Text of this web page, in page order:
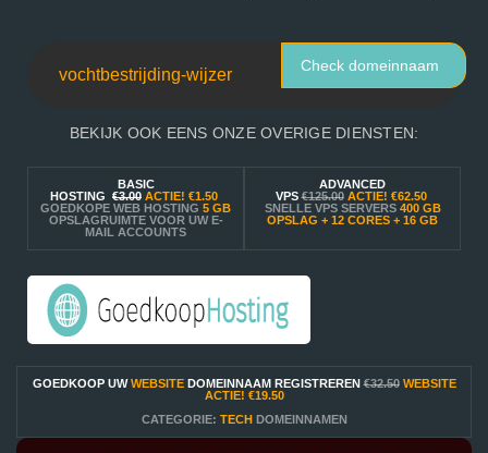
Check domeinnaam
BEKIJK OOK EENS ONZE OVERIGE DIENSTEN:
BASIC
HOSTING €3.00 ACTIE! €1.50
GOEDKOPE WEB HOSTING 5 GB
OPSLAGRUIMTE VOOR UW E-
MAIL ACCOUNTS
ADVANCED
VPS €125.00 ACTIE! €62.50
SNELLE VPS SERVERS 400 GB
OPSLAG + 12 CORES + 16 GB
GOEDKOOP UWWEBSITEDOMEINNAAM REGISTREREN €32.50 WEBSITE
ACTIE! €19.50
CATEGORIE: TECHDOMEINNAMEN